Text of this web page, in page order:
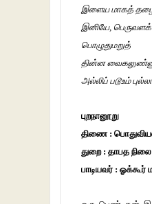
இளைய மாகத்
இனியே,
பொழுதுமறுத்
தின்ன
அல்லிப் படூஉம்
புறநானூறு
திணை :
துறை : தாபத நிலை
பாடியவர் : ஓக்கூர்